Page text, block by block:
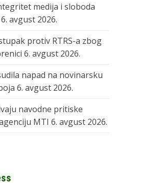
medija i sloboda
6. avgust 2026.
protiv RTRS-a zbog
6. avgust 2026.
napad na novinarsku
6. avgust 2026.
navodne pritiske
MTI 6. avgust 2026.